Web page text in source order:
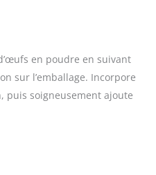
en poudre en suivant
sur l’emballage. Incorpore
puis soigneusement ajoute